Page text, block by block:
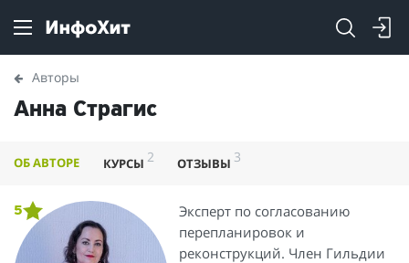
Авторы
Анна Страгис
ОБ АВТОРЕ КУРСЫ 2 ОТЗЫВЫ 3
5
Эксперт по согласованию
перепланировок и
реконструкций. Член Гильдии